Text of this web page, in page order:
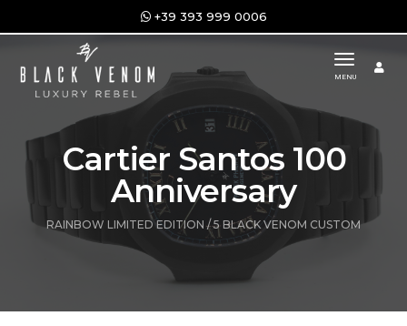
+39 393 999 0006
toggle
MENU
Cartier Santos 100
Anniversary
RAINBOW LIMITED EDITION / 5 BLACK VENOM CUSTOM